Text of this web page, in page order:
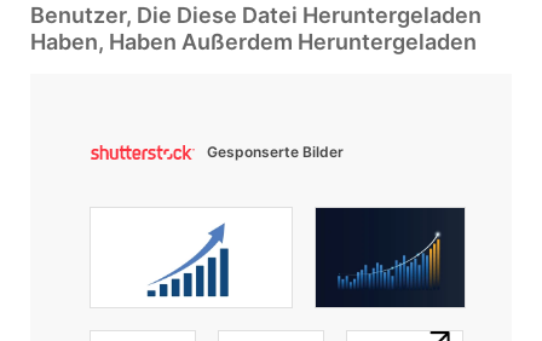
Benutzer, Die Diese Datei Heruntergeladen
Haben, Haben Außerdem Heruntergeladen
Gesponserte Bilder